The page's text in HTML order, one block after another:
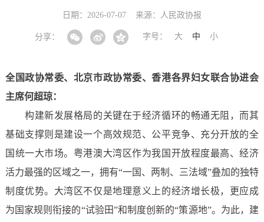
日期：2026-07-07 来源：人民政协报
分享： 字号： 大 中 小
全国政协常委、北京市政协常委、香港各界妇女联合协进会
主席何超琼：
构建新发展格局的关键在于经济循环的畅通无阻，而其
基础支撑则是建设一个高效规范、公平竞争、充分开放的全
国统一大市场。粤港澳大湾区作为我国开放程度最高、经济
活力最强的区域之一，拥有“一国、两制、三法域”叠加的独特
制度优势。大湾区不仅是地理意义上的经济增长极，更应成
为国家规则衔接的“试验田”和制度创新的“策源地”。为此，建